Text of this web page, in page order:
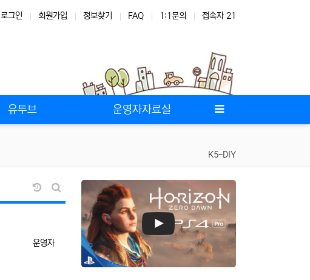
로그인 회원가입 정보찾기 FAQ 1:1문의 접속자 21
유투브 운영자자료실
K5-DIY
날짜순 정렬
게시판 검색
등록자
운영자